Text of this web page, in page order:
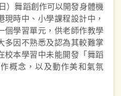
）舞蹈創作可以開發身體機
時中、小學課程設計中，
個學習單元，供老師作教學
多因不熟悉及認為其較難掌
校本學習中未能開發「舞蹈
概念，以及動作美和氣氛